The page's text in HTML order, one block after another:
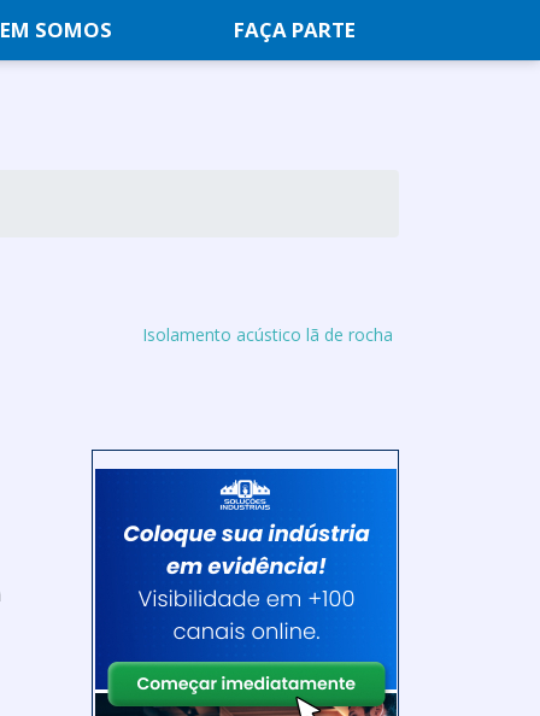
SOMOS FAÇA PARTE
Isolamento acústico lã de rocha